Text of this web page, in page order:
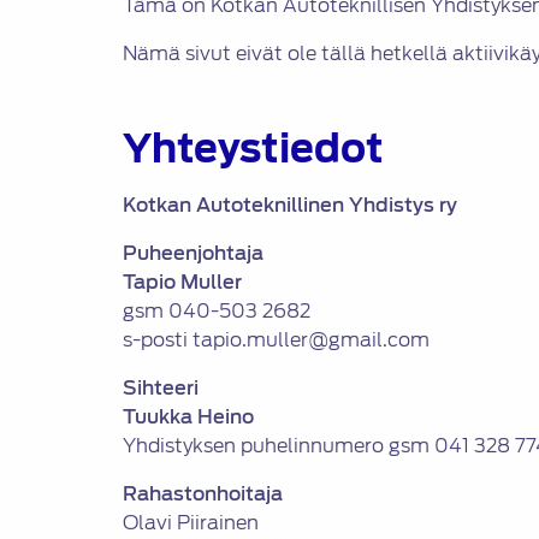
Nämä sivut eivät ole tällä hetkellä
Yhteystiedot
Kotkan Autoteknillinen Yhdistys ry
Puheenjohtaja
Tapio Muller
gsm 040-503 2682
s-posti tapio.muller@gmail.com
Sihteeri
Tuukka Heino
Yhdistyksen puhelinnumero gsm 041 328
Rahastonhoitaja
Olavi Piirainen